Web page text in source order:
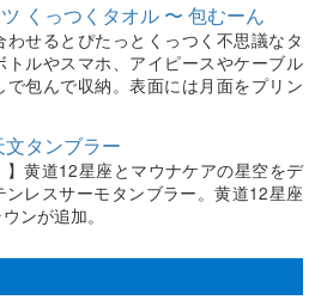
くっつくタオル 〜 包むーん
わせるとぴたっとくっつく不思議なタ
トルやスマホ、アイピースやケーブル
で包んで収納。表面には月面をプリン
タンブラー
】黄道12星座とマウナケアの星空をデ
ンレスサーモタンブラー。黄道12星座
ンが追加。